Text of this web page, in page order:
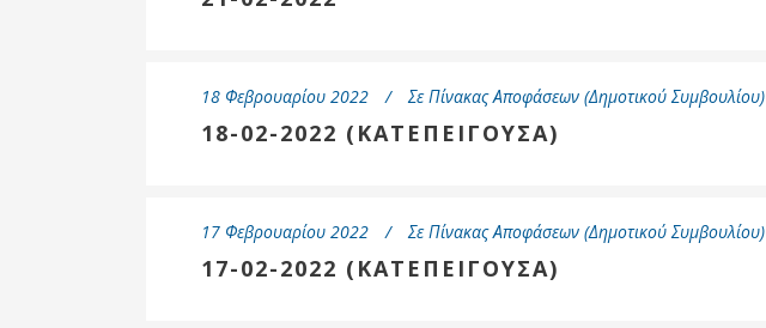
Δίκτυο
Εθελοντισμού
Μάθησης
18 Φεβρουαρίου 2022 Σε Πίνακας Αποφάσεων (Δημοτικού Συμβουλίου)
18-02-2022 (ΚΑΤΕΠΕΙΓΟΥΣΑ)
17 Φεβρουαρίου 2022 Σε Πίνακας Αποφάσεων (Δημοτικού Συμβουλίου)
17-02-2022 (ΚΑΤΕΠΕΙΓΟΥΣΑ)